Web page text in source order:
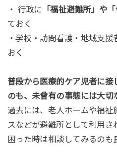
・ 行政に
「福祉避難所」や
ておく
・学校・訪問看護・地域支援
おく
普段から医療的ケア児者に接
のも、未曾有の事態には大切
過去には、老人ホームや福祉
スなどが避難所として利用さ
困った時は相談してみるのも